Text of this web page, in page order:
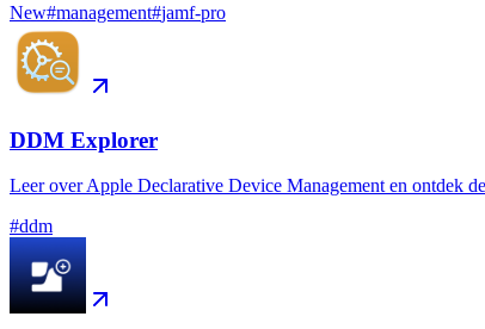
New#management#jamf-pro
DDM Explorer
Leer over Apple Declarative Device Management en ontdek
#ddm